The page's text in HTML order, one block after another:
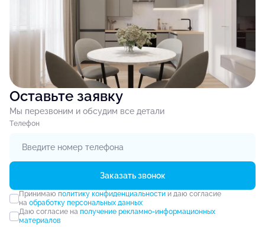
Оставьте заявку
Мы перезвоним и обсудим все детали
Tелефон
Заказать звонок
Принимаю политику конфиденциальностии даю согласие
на обработку персональных данных
Даю согласие на получение рекламно-информационных
материалов